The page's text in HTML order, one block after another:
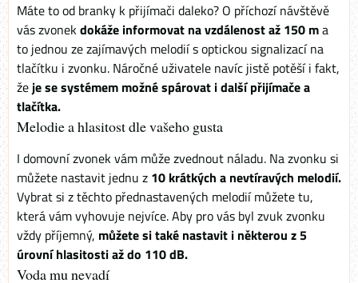
Máte to od branky k přijímači daleko? O příchozí návštěvě
vás zvonekdokáže informovat na vzdálenost až 150 ma
to jednou ze zajímavých melodií s optickou signalizací na
tlačítku i zvonku. Náročné uživatele navíc jistě potěší i fakt,
žeje se systémem možné spárovat i další přijímače a
tlačítka.
Melodie a hlasitost dle vašeho gusta
I domovní zvonek vám může zvednout náladu. Na zvonku si
můžete nastavit jednu z 10 krátkých a nevtíravých melodií.
Vybrat si z těchto přednastavených melodií můžete tu,
která vám vyhovuje nejvíce. Aby pro vás byl zvuk zvonku
vždy příjemný, můžete si také nastavit i některou z 5
úrovní hlasitosti až do 110 dB.
Voda mu nevadí